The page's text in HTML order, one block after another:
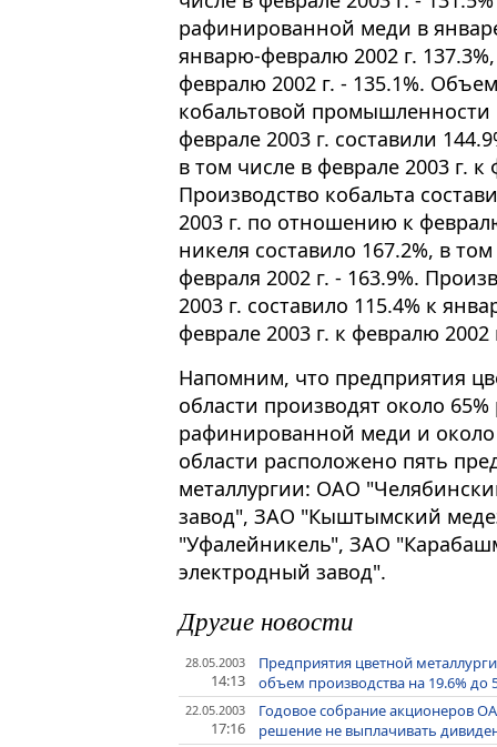
рафинированной меди в
январю-февралю 2002 г.
февралю 2002 г. - 135.1%.
кобальтовой промышленности
феврале 2003 г. составили
в том числе в феврале 2003 г. к
Производство кобальта
2003 г. по отношению к
никеля составило 167.2%, в
февраля 2002 г. - 163.9%.
2003 г. составило 115.4% к
феврале 2003 г. к февралю 2002
Напомним, что предприятия
области производят около
рафинированной меди и
области расположено пять
металлургии: ОАО
завод", ЗАО "Кыштымский
"Уфалейникель", ЗАО
электродный завод".
Другие новости
28.05.2003
14:13
Предприятия цветной
объем производства на 19.6% до
22.05.2003
17:16
Годовое собрание акционеров
решение не выплачивать